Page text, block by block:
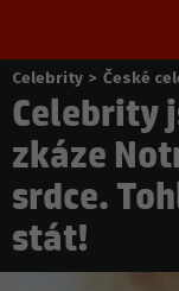
Nacházíte
se
zde:
Celebrity > České
Celebrity
zkáze
srdce.
stát!